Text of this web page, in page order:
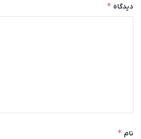
دیدگاه *
نام *